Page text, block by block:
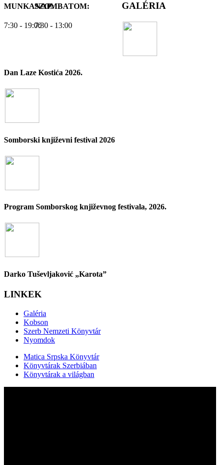
MUNKANAP:
7:30 - 19:00
SZOMBATOM:
7:30 - 13:00
GALÉRIA
Dan Laze Kostića 2026.
Somborski književni festival 2026
Program Somborskog književnog festivala, 2026.
Darko Tuševljaković „Karota”
LINKEK
Galéria
Kobson
Szerb Nemzeti Könyvtár
Nyomdok
Matica Srpska Könyvtár
Könyvtárak Szerbiában
Könyvtárak a világban